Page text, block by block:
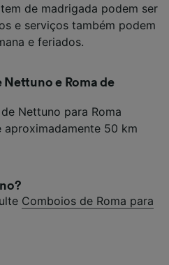
de madrigada podem ser
e serviços também podem
e feriados.
e Roma de
Nettuno para Roma
50 km
Comboios de Roma para